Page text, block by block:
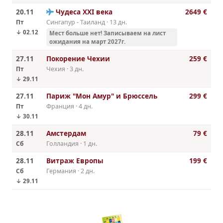
20.11
Пт
↓ 02.12
Чудеса ХХI века
Сингапур - Таиланд · 13 дн.
Мест больше нет! Записываем на лист
ожидания на март 2027г.
2649 €
27.11
Пт
↓ 29.11
Покорение Чехии
Чехия · 3 дн.
259 €
27.11
Пт
↓ 30.11
Париж "Мон Амур" и Брюссель
Франция · 4 дн.
299 €
28.11
Сб
Амстердам
Голландия · 1 дн.
79 €
28.11
Сб
↓ 29.11
Витраж Европы
Германия · 2 дн.
199 €